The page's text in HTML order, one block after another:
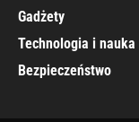
Gadżety
Technologia i nauka
Bezpieczeństwo